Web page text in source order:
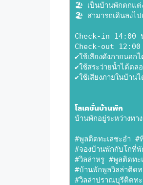
🏖 เป็นบ้านพักตกแต่
🏖 สามารถเดินลงไป
Check-in 14:00
Check-out
✔️ใช้เสียงดังภายนอ
✔️ใช้สระว่ายน้ำได้ตล
✔️ใช้เสียงภายในบ้า
โลเคชั่นบ้านพัก
บ้านพักอยู่ระหว่างทา
#พูลติดทะเลชะอำ #
#จองบ้านพักกับโกที่
#วิลล่าหรู #พูลติดท
#บ้านพักพูลวิลล่าติด
#วิลล่าปราณบุรีติดท